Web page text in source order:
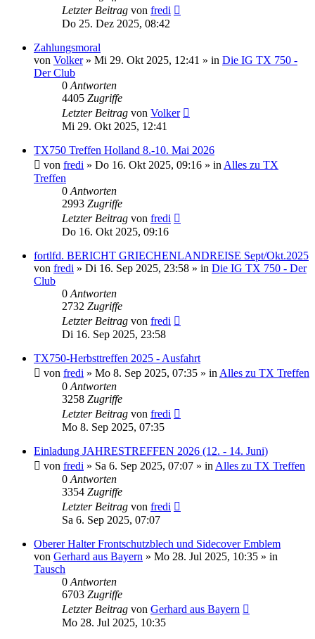
Letzter Beitrag von fredi
Do 25. Dez 2025, 08:42
Zahlungsmoral
von Volker» Mi 29. Okt 2025, 12:41 » in Die IG TX 750 -
Der Club
0 Antworten
4405 Zugriffe
Letzter Beitrag von Volker
Mi 29. Okt 2025, 12:41
TX750 Treffen Holland 8.-10. Mai 2026
von fredi » Do 16. Okt 2025, 09:16 » in Alles zu TX
Treffen
0 Antworten
2993 Zugriffe
Letzter Beitrag von fredi
Do 16. Okt 2025, 09:16
fortlfd. BERICHT GRIECHENLANDREISE Sept/Okt.2025
von fredi » Di 16. Sep 2025, 23:58 » in Die IG TX 750 - Der
Club
0 Antworten
2732 Zugriffe
Letzter Beitrag von fredi
Di 16. Sep 2025, 23:58
TX750-Herbsttreffen 2025 - Ausfahrt
von fredi » Mo 8. Sep 2025, 07:35 » in Alles zu TX Treffen
0 Antworten
3258 Zugriffe
Letzter Beitrag von fredi
Mo 8. Sep 2025, 07:35
Einladung JAHRESTREFFEN 2026 (12. - 14. Juni)
von fredi » Sa 6. Sep 2025, 07:07 » in Alles zu TX Treffen
0 Antworten
3354 Zugriffe
Letzter Beitrag von fredi
Sa 6. Sep 2025, 07:07
Oberer Halter Frontschutzblech und Sidecover Emblem
von Gerhard aus Bayern » Mo 28. Jul 2025, 10:35 » in
Tausch
0 Antworten
6703 Zugriffe
Letzter Beitrag von Gerhard aus Bayern
Mo 28. Jul 2025, 10:35